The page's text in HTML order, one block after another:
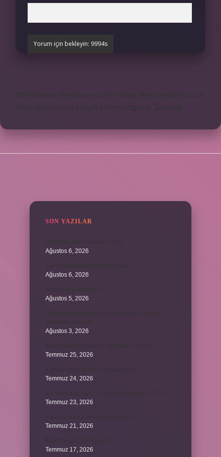
SON YAZILAR
Ağustos 6, 2026
Ağustos 6, 2026
Ağustos 5, 2026
Ağustos 3, 2026
Temmuz 25, 2026
Temmuz 24, 2026
Temmuz 23, 2026
Temmuz 21, 2026
Temmuz 17, 2026